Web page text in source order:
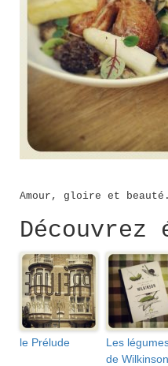
Amour, gloire et beauté.
Découvrez
le Prélude
Les
de Wilkinson